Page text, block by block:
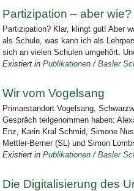
Partizipation – aber wie?
Partizipation? Klar, klingt gut! Aber
als Schule, was kann ich als
sich an vielen Schulen umgehört.
Existiert in Publikationen /Basler
Wir vom Vogelsang
Primarstandort Vogelsang,
Gespräch teilgenommen haben:
Enz, Karin Kral Schmid, Simone
Mettler-Berner (SL) und Simon
Existiert in Publikationen /Basler
Die Digitalisierung des